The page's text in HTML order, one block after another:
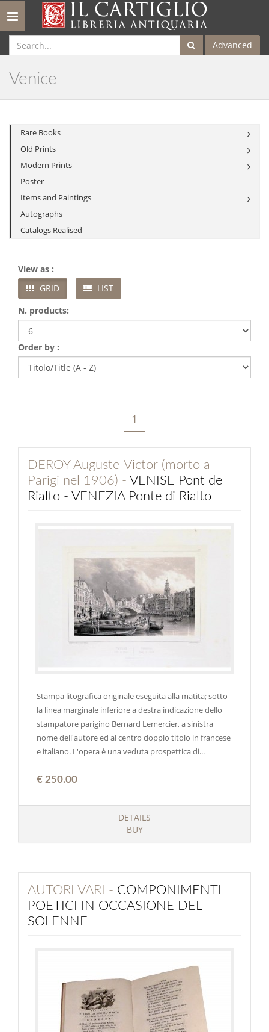
Toggle
navigation
Advanced
Venice
Rare Books
Old Prints
Modern Prints
Poster
Items and Paintings
Autographs
Catalogs Realised
View as :
GRID
LIST
N. products:
Order by :
1
DEROY Auguste-Victor (morto a
Parigi nel 1906) - VENISE Pont de
Rialto - VENEZIA Ponte di Rialto
Stampa litografica originale eseguita alla matita; sotto
la linea marginale inferiore a destra indicazione dello
stampatore parigino Bernard Lemercier, a sinistra
nome dell'autore ed al centro doppio titolo in francese
e italiano. L'opera è una veduta prospettica di...
€ 250.00
DETAILS
BUY
AUTORI VARI - COMPONIMENTI
POETICI IN OCCASIONE DEL
SOLENNE